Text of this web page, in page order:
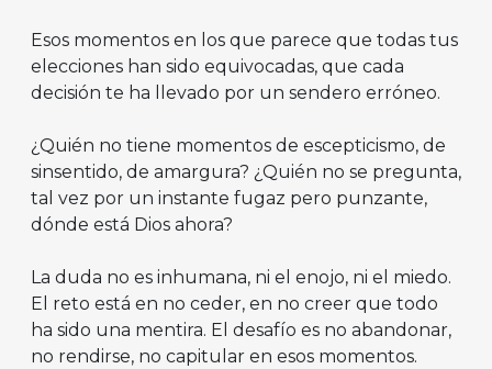
Esos momentos en los que parece que todas tus
elecciones han sido equivocadas, que cada
decisión te ha llevado por un sendero erróneo.
¿Quién no tiene momentos de escepticismo, de
sinsentido, de amargura? ¿Quién no se pregunta,
tal vez por un instante fugaz pero punzante,
dónde está Dios ahora?
La duda no es inhumana, ni el enojo, ni el miedo.
El reto está en no ceder, en no creer que todo
ha sido una mentira. El desafío es no abandonar,
no rendirse, no capitular en esos momentos.